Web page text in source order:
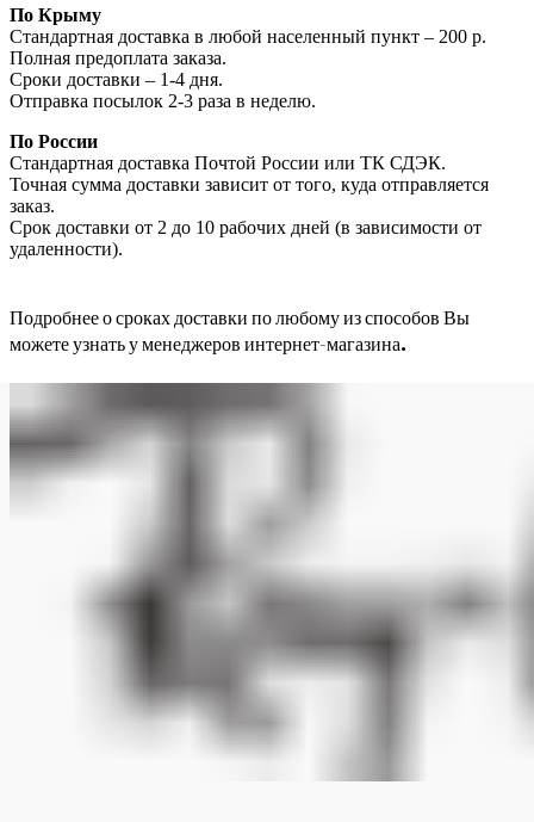
По Крыму
Стандартная доставка в любой населенный пункт – 200 р.
Полная предоплата заказа.
Сроки доставки – 1-4 дня.
Отправка посылок 2-3 раза в неделю.
По России
Стандартная доставка Почтой России или ТК СДЭК.
Точная сумма доставки зависит от того, куда отправляется
заказ.
Срок доставки от 2 до 10 рабочих дней (в зависимости от
удаленности).
Подробнее о сроках доставки по любому из способов Вы
можете узнать у менеджеров интернет-магазина.